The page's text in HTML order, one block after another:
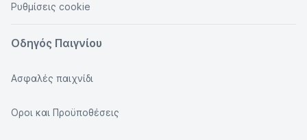
Ρυθμίσεις cookie
Οδηγός Παιγνίου
Ασφαλές παιχνίδι
Οροι και Προϋποθέσεις